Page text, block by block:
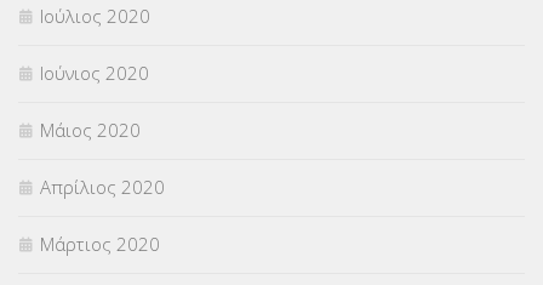
Ιούλιος 2020
Ιούνιος 2020
Μάιος 2020
Απρίλιος 2020
Μάρτιος 2020